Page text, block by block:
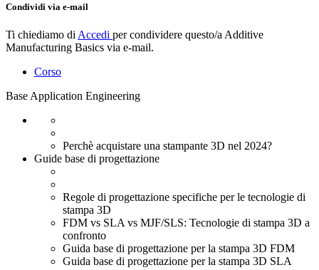
Condividi via e-mail
Ti chiediamo di Accedi per condividere questo/a Additive
Manufacturing Basics via e-mail.
Corso
Base Application Engineering
Perchè acquistare una stampante 3D nel 2024?
Guide base di progettazione
Regole di progettazione specifiche per le tecnologie di
stampa 3D
FDM vs SLA vs MJF/SLS: Tecnologie di stampa 3D a
confronto
Guida base di progettazione per la stampa 3D FDM
Guida base di progettazione per la stampa 3D SLA